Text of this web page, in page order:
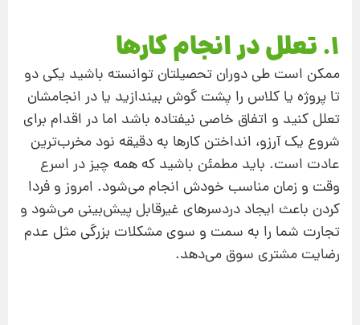
1. تعلل در انجام کارها
ممکن است طی دوران تحصیلتان توانسته باشید یکی دو
تا پروژه یا کلاس را پشت گوش بیندازید یا در انجامشان
تعلل کنید و اتفاق خاصی نیفتاده باشد اما در اقدام برای
شروع یک آرزو، انداختن کارها به دقیقه نود مخرب‌ترین
عادت است. باید مطمئن باشید که همه چیز در اسرع
وقت و زمان مناسب خودش انجام می‌شود. امروز و فردا
کردن باعث ایجاد دردسرهای غیرقابل پیش‌بینی می‌شود و
تجارت شما را به سمت و سوی مشکلات بزرگی مثل عدم
رضایت مشتری سوق می‌دهد.